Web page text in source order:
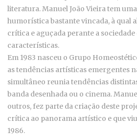
literatura. Manuel João Vieira tem
humorística bastante vincada, à qual
crítica e aguçada perante a sociedade
características.
Em 1983 nasceu o Grupo
as tendências artísticas emergentes
simultâneo reunia tendências
banda desenhada ou o cinema.
outros, fez parte da criação deste
crítica ao panorama artístico e que
1986.